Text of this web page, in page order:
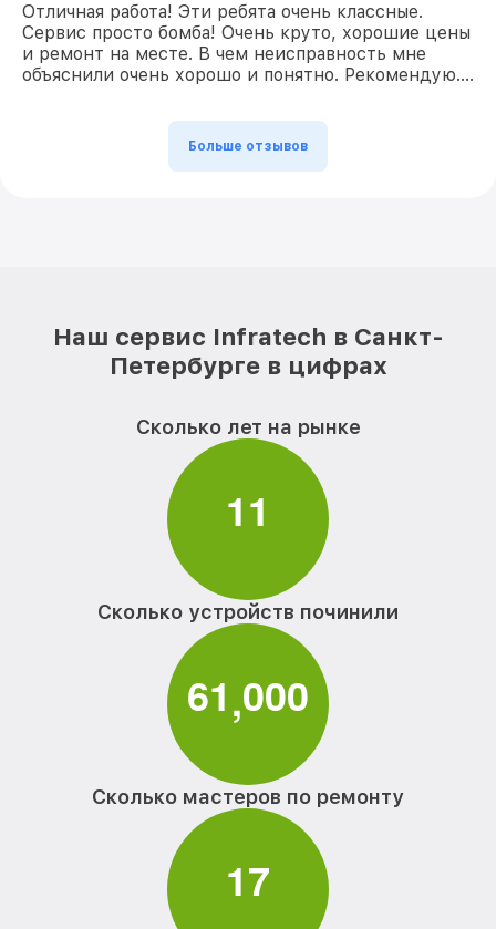
Отличная работа! Эти ребята очень классные.
Сервис просто бомба! Очень круто, хорошие цены
и ремонт на месте. В чем неисправность мне
объяснили очень хорошо и понятно. Рекомендую….
Больше отзывов
Наш сервис Infratech в Санкт-
Петербурге в цифрах
Сколько лет на рынке
11
Сколько устройств починили
61,000
Сколько мастеров по ремонту
17